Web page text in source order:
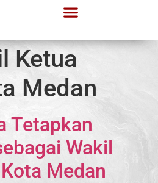
Ketua
Medan
Tetapkan
Wakil
Medan